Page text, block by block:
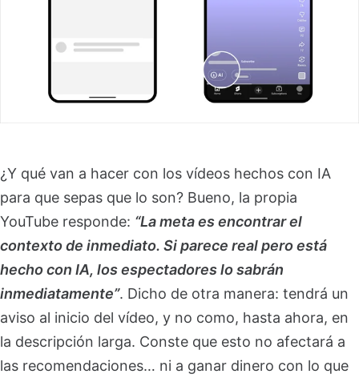
¿Y qué van a hacer con los vídeos hechos con IA
para que sepas que lo son? Bueno, la propia
YouTube responde: “La meta es encontrar el
contexto de inmediato. Si parece real pero está
hecho con IA, los espectadores lo sabrán
inmediatamente”. Dicho de otra manera: tendrá un
aviso al inicio del vídeo, y no como, hasta ahora, en
la descripción larga. Conste que esto no afectará a
las recomendaciones… ni a ganar dinero con lo que